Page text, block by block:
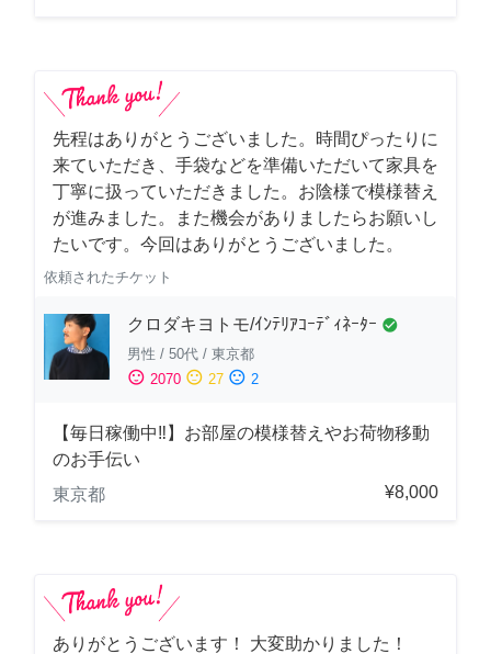
先程はありがとうございました。時間ぴったりに
来ていただき、手袋などを準備いただいて家具を
丁寧に扱っていただきました。お陰様で模様替え
が進みました。また機会がありましたらお願いし
たいです。今回はありがとうございました。
依頼されたチケット
クロダキヨトモ/ｲﾝﾃﾘｱｺｰﾃﾞｨﾈｰﾀｰ check_circle
男性 / 50代 / 東京都
sentiment_satisfied 2070 sentiment_neutral 27 sentiment_dissatisfied 2
【毎日稼働中‼︎】お部屋の模様替えやお荷物移動
のお手伝い
東京都
¥8,000
ありがとうございます！ 大変助かりました！